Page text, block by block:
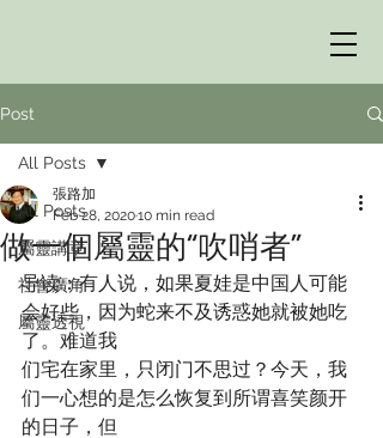
Post
All Posts
屬靈講章
社會廣角
屬靈透視
All Posts
做一個屬靈的“吹哨者”
張路加
Feb 28, 202010 min read
导读：有人说，如果夏娃是中国人可能
会好些，因为蛇来不及诱惑她就被她吃
了。难道我
们宅在家里，只闭门不思过？今天，我
们一心想的是怎么恢复到所谓喜笑颜开
的日子，但